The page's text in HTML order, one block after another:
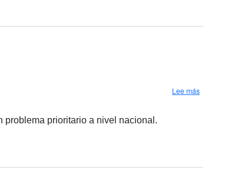
Lee mássobre
problema prioritario a nivel nacional.